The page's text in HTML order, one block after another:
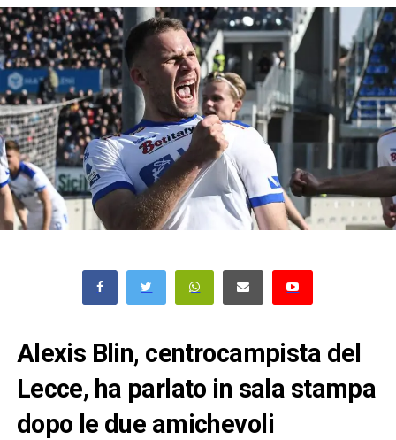
Alexis Blin, centrocampista del
Lecce, ha parlato in sala stampa
dopo le due amichevoli